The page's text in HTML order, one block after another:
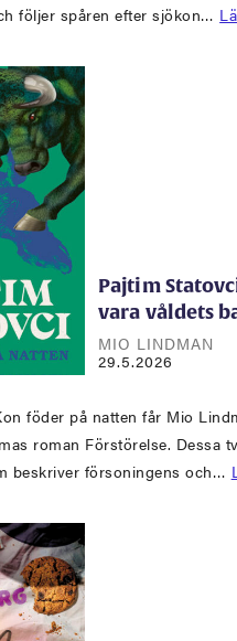
följer spåren efter sjökon…
Pajtim
vara våldets
MIO LINDMAN
29.5.2026
föder på natten får Mio
roman Förstörelse. Dessa
beskriver försoningens och…